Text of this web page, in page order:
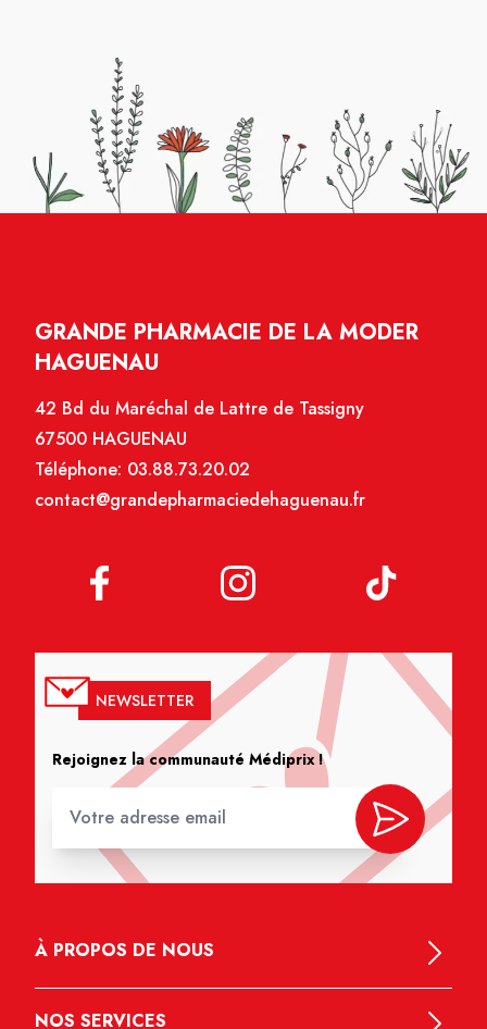
GRANDE PHARMACIE DE LA MODER
HAGUENAU
42 Bd du Maréchal de Lattre de Tassigny
67500 HAGUENAU
Téléphone: 03.88.73.20.02
contact@grandepharmaciedehaguenau.fr
NEWSLETTER
Rejoignez la communauté Médiprix !
À PROPOS DE NOUS
NOS SERVICES